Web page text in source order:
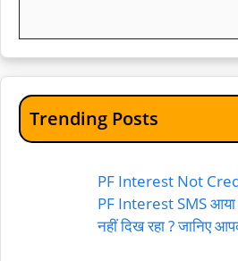
Trending Posts
PF Interest Not
PF Interest SMS
नहीं दिख रहा ? जानिए